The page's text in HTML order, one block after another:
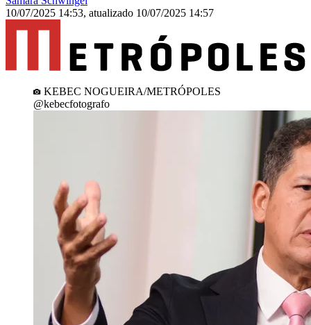
10/07/2025 14:53, atualizado 10/07/2025 14:57
KEBEC NOGUEIRA/METRÓPOLES
@kebecfotografo